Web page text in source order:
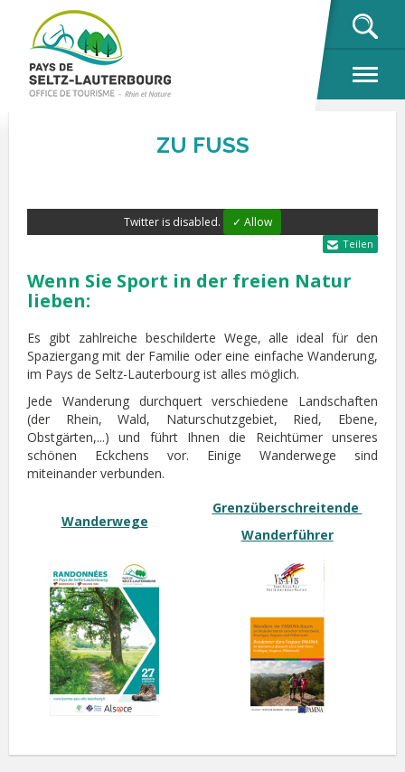
ZU FUSS
Twitter is disabled. ✓ Allow
Teilen
Wenn Sie Sport in der freien Natur
lieben:
Es gibt zahlreiche beschilderte Wege, alle ideal für den
Spaziergang mit der Familie oder eine einfache Wanderung,
im Pays de Seltz-Lauterbourg ist alles möglich.
Jede Wanderung durchquert verschiedene Landschaften
(der Rhein, Wald, Naturschutzgebiet, Ried, Ebene,
Obstgärten,...) und führt Ihnen die Reichtümer unseres
schönen Eckchens vor. Einige Wanderwege sind
miteinander verbunden.
Wanderwege
Grenzüberschreitende
Wanderführer